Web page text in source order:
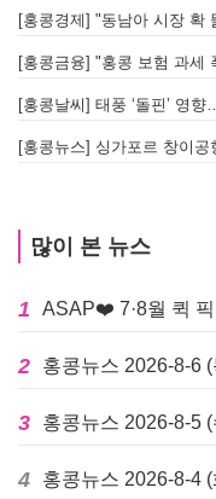
[홍콩경제] "동남아 시장 확
[홍콩날씨] 태풍 ‘돌핀’ 영
많이 본 뉴스
1 ASAP❤️ 7·8월 퀵
2 홍콩뉴스 2026-8-6
3 홍콩뉴스 2026-8-5
4 홍콩뉴스 2026-8-4